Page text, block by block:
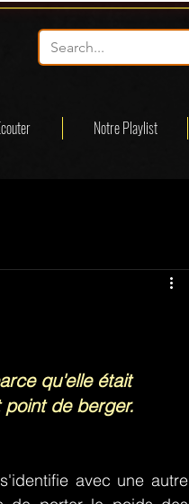
Notre Playlist
qu'elle était
de berger.
avec une autre